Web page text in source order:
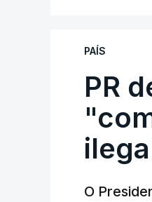
PAÍS
PR
O